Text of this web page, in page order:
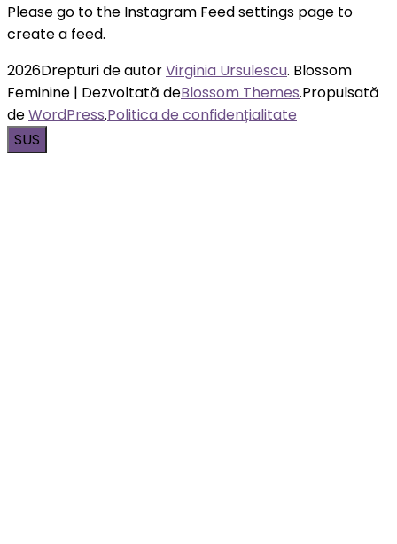
Please go to the Instagram Feed settings page to
create a feed.
2026Drepturi de autorVirginia Ursulescu. Blossom
Feminine | Dezvoltată deBlossom Themes.Propulsată
deWordPress.Politica de confidențialitate
SUS